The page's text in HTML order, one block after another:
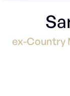
ex-Country